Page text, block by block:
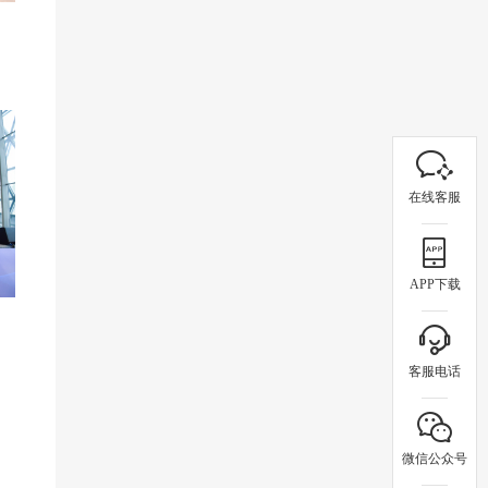
在线客服
APP下载
客服电话
微信公众号